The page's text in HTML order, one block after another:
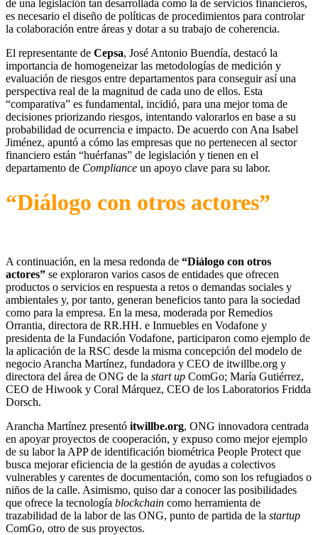
de una legislación tan desarrollada como la de servicios financieros,
es necesario el diseño de políticas de procedimientos para controlar
la colaboración entre áreas y dotar a su trabajo de coherencia.
El representante de Cepsa, José Antonio Buendía, destacó la
importancia de homogeneizar las metodologías de medición y
evaluación de riesgos entre departamentos para conseguir así una
perspectiva real de la magnitud de cada uno de ellos. Esta
“comparativa” es fundamental, incidió, para una mejor toma de
decisiones priorizando riesgos, intentando valorarlos en base a su
probabilidad de ocurrencia e impacto. De acuerdo con Ana Isabel
Jiménez, apuntó a cómo las empresas que no pertenecen al sector
financiero están “huérfanas” de legislación y tienen en el
departamento de Compliance un apoyo clave para su labor.
“Diálogo con otros actores”
A continuación, en la mesa redonda de “Diálogo con otros
actores” se exploraron varios casos de entidades que ofrecen
productos o servicios en respuesta a retos o demandas sociales y
ambientales y, por tanto, generan beneficios tanto para la sociedad
como para la empresa. En la mesa, moderada por Remedios
Orrantia, directora de RR.HH. e Inmuebles en Vodafone y
presidenta de la Fundación Vodafone, participaron como ejemplo de
la aplicación de la RSC desde la misma concepción del modelo de
negocio Arancha Martínez, fundadora y CEO de itwillbe.org y
directora del área de ONG de la start up ComGo; María Gutiérrez,
CEO de Hiwook y Coral Márquez, CEO de los Laboratorios Fridda
Dorsch.
Arancha Martínez presentó itwillbe.org, ONG innovadora centrada
en apoyar proyectos de cooperación, y expuso como mejor ejemplo
de su labor la APP de identificación biométrica People Protect que
busca mejorar eficiencia de la gestión de ayudas a colectivos
vulnerables y carentes de documentación, como son los refugiados o
niños de la calle. Asimismo, quiso dar a conocer las posibilidades
que ofrece la tecnología blockchain como herramienta de
trazabilidad de la labor de las ONG, punto de partida de la startup
ComGo, otro de sus proyectos.